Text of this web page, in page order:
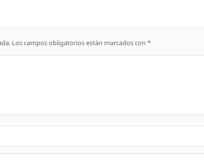
Los campos obligatorios están marcados con *